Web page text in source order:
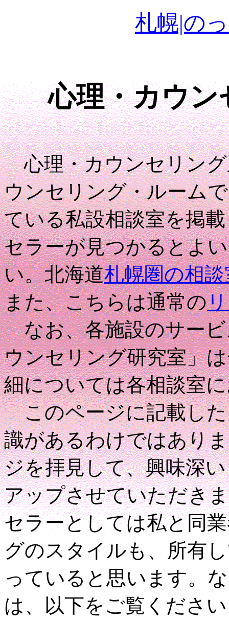
札幌|の
心理・カウン
心理・カウンセリング
ウンセリング・ルーム
ている私設相談室を掲
セラーが見つかるとよ
い。北海道札幌圏の相
また、こちらは通常の
なお、各施設のサービ
ウンセリング研究室」
細については各相談室
このページに記載した
識があるわけではあり
ジを拝見して、興味深
アップさせていただき
セラーとしては私と同
グのスタイルも、所有
っていると思います。
は、以下をご覧くださ